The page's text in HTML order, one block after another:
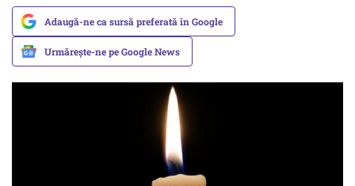
Adaugă-ne ca sursă preferată în Google
Urmărește-ne pe Google News